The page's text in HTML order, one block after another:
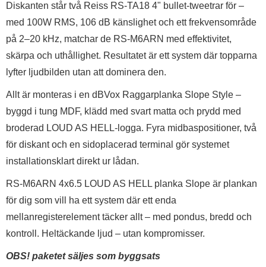
Diskanten står två Reiss RS-TA18 4" bullet-tweetrar för –
med 100W RMS, 106 dB känslighet och ett frekvensområde
på 2–20 kHz, matchar de RS-M6ARN med effektivitet,
skärpa och uthållighet. Resultatet är ett system där topparna
lyfter ljudbilden utan att dominera den.
Allt är monteras i en dBVox Raggarplanka Slope Style –
byggd i tung MDF, klädd med svart matta och prydd med
broderad LOUD AS HELL-logga. Fyra midbaspositioner, två
för diskant och en sidoplacerad terminal gör systemet
installationsklart direkt ur lådan.
RS-M6ARN 4x6.5 LOUD AS HELL planka Slope är plankan
för dig som vill ha ett system där ett enda
mellanregisterelement täcker allt – med pondus, bredd och
kontroll. Heltäckande ljud – utan kompromisser.
OBS! paketet säljes som byggsats